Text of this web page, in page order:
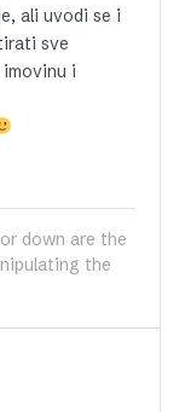
ali uvodi se i
sve
i
down are the
the